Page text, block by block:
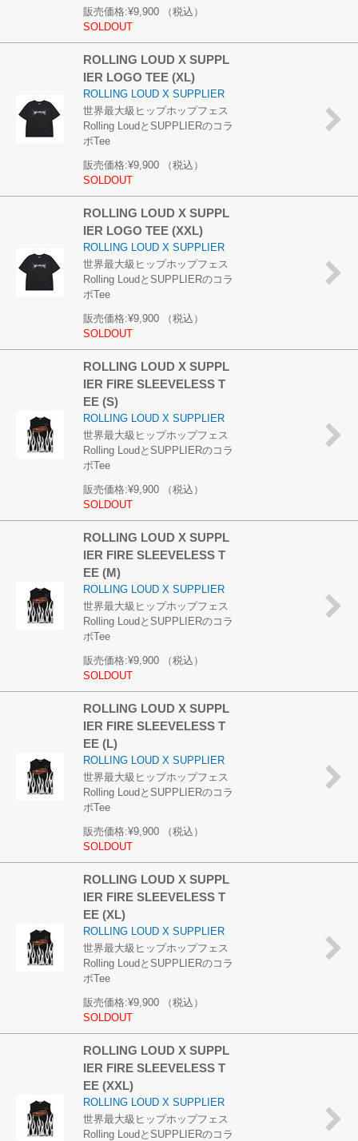
販売価格:¥9,900
（税込）
SOLDOUT
ROLLING LOUD X SUPPL
IER LOGO TEE (XL)
ROLLING LOUD X SUPPLIER
世界最大級ヒップホップフェス
Rolling LoudとSUPPLIERのコラ
ボTee
販売価格:¥9,900
（税込）
SOLDOUT
ROLLING LOUD X SUPPL
IER LOGO TEE (XXL)
ROLLING LOUD X SUPPLIER
世界最大級ヒップホップフェス
Rolling LoudとSUPPLIERのコラ
ボTee
販売価格:¥9,900
（税込）
SOLDOUT
ROLLING LOUD X SUPPL
IER FIRE SLEEVELESS T
EE (S)
ROLLING LOUD X SUPPLIER
世界最大級ヒップホップフェス
Rolling LoudとSUPPLIERのコラ
ボTee
販売価格:¥9,900
（税込）
SOLDOUT
ROLLING LOUD X SUPPL
IER FIRE SLEEVELESS T
EE (M)
ROLLING LOUD X SUPPLIER
世界最大級ヒップホップフェス
Rolling LoudとSUPPLIERのコラ
ボTee
販売価格:¥9,900
（税込）
SOLDOUT
ROLLING LOUD X SUPPL
IER FIRE SLEEVELESS T
EE (L)
ROLLING LOUD X SUPPLIER
世界最大級ヒップホップフェス
Rolling LoudとSUPPLIERのコラ
ボTee
販売価格:¥9,900
（税込）
SOLDOUT
ROLLING LOUD X SUPPL
IER FIRE SLEEVELESS T
EE (XL)
ROLLING LOUD X SUPPLIER
世界最大級ヒップホップフェス
Rolling LoudとSUPPLIERのコラ
ボTee
販売価格:¥9,900
（税込）
SOLDOUT
ROLLING LOUD X SUPPL
IER FIRE SLEEVELESS T
EE (XXL)
ROLLING LOUD X SUPPLIER
世界最大級ヒップホップフェス
Rolling LoudとSUPPLIERのコラ